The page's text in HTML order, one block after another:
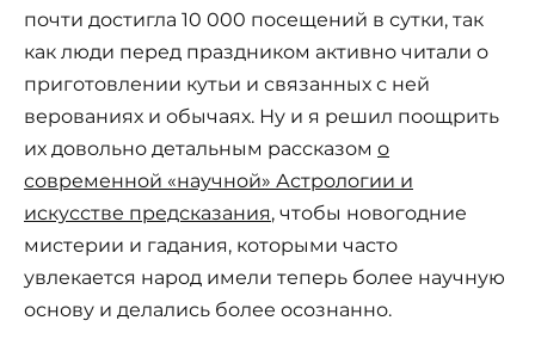
почти достигла 10 000 посещений в сутки, так
как люди перед праздником активно читали о
приготовлении кутьи и связанных с ней
верованиях и обычаях. Ну и я решил поощрить
их довольно детальным рассказом о
современной «научной» Астрологии и
искусстве предсказания, чтобы новогодние
мистерии и гадания, которыми часто
увлекается народ имели теперь более научную
основу и делались более осознанно.